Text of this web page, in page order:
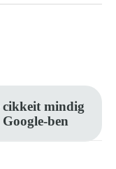
cikkeit mindig
ben